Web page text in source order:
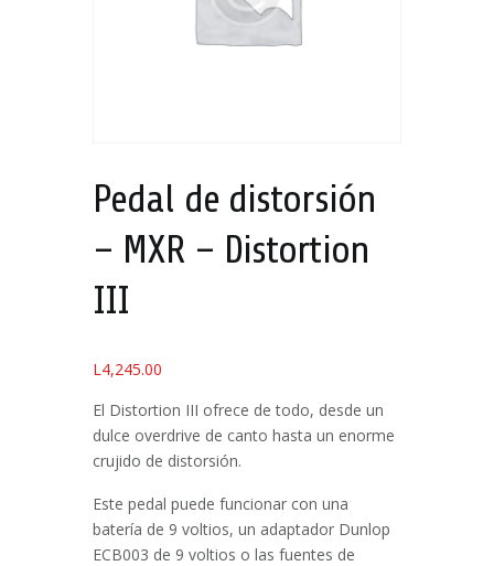
Pedal de distorsión
– MXR – Distortion
III
L4,245.00
El Distortion III ofrece de todo, desde un
dulce overdrive de canto hasta un enorme
crujido de distorsión.
Este pedal puede funcionar con una
batería de 9 voltios, un adaptador Dunlop
ECB003 de 9 voltios o las fuentes de